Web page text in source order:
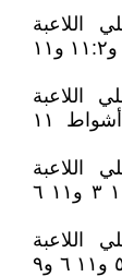
اللاعبة
المصرية نور هيكل ٣ صفر بنتائج أشواط ١١ ٨ و١١:٢ و١١
اللاعبة
الأمريكية مارينا ستيفانوني ٣ صفر بنتائج أشواط ١١
اللاعبة
الماليزية عيناء أماني ٣ صفر بنتائج أشواط ١١ ٣ و١١ ٦
اللاعبة
الماليزية راشيل ارنولد ٣ ١ بنتائج أشواط ١١ ٥ و١١ ٦ و٩